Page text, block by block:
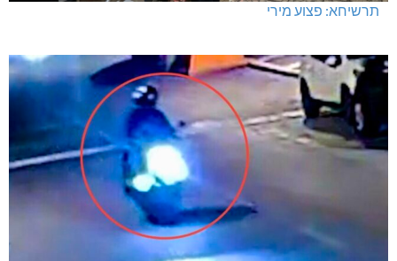
תרשיחא: פצוע מירי